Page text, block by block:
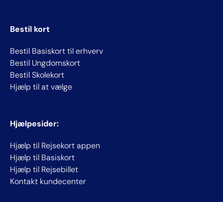
Bestil kort
Bestil Basiskort til erhverv
Bestil Ungdomskort
Bestil Skolekort
Hjælp til at vælge
Hjælpesider:
Hjælp til Rejsekort appen
Hjælp til Basiskort
Hjælp til Rejsebillet
Kontakt kundecenter